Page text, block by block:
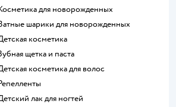
косметика для новорожденных
ватные шарики для новорожденных
детская косметика
зубная щетка и паста
детская косметика для волос
репелленты
детский лак для ногтей